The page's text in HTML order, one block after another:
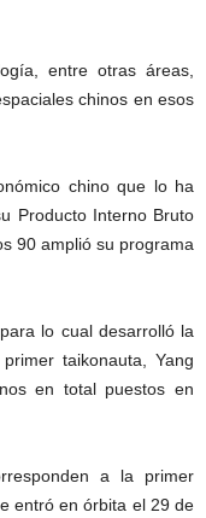
entre otras áreas,
chinos en esos
chino que lo ha
Producto Interno Bruto
90 amplió su programa
lo cual desarrolló la
taikonauta, Yang
en total puestos en
a la primer
entró en órbita el 29 de